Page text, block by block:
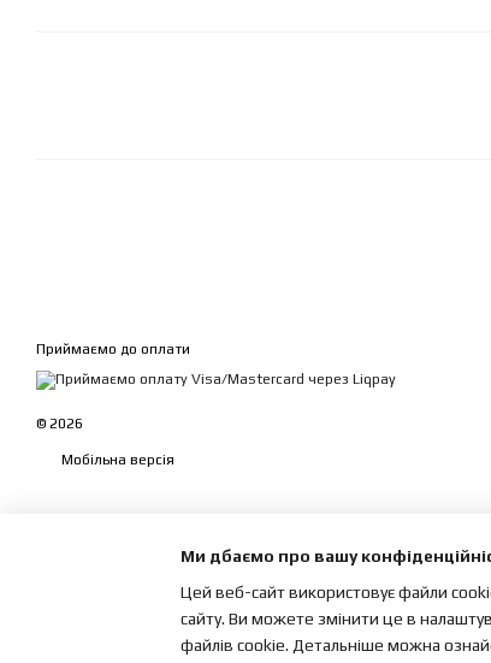
Приймаємо до оплати
© 2026
Мобільна версія
Ми дбаємо про вашу
Цей веб-сайт використовує файли
сайту. Ви можете змінити це в
файлів cookie. Детальніше можна